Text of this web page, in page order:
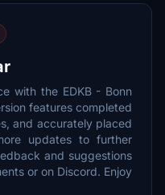
with the EDKB - Bonn
features completed
and accurately placed
updates to further
and suggestions
or on Discord. Enjoy